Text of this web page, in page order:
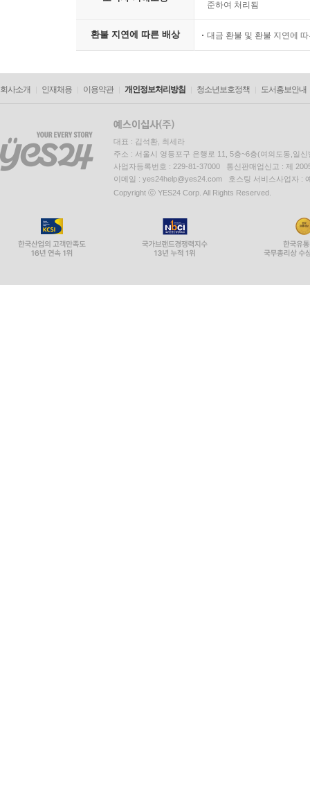
준하여 처리됨
환불 지연에 따른 배상 대금 환불 및 환불 지연에
회사소개 인재채용 이용약관 개인정보처리방침 청소년보호정책 도서홍보안내
대표 : 김석환, 최세라
주소 : 서울시 영등포구 은행로 11, 5층~6층(여의도동,일신
사업자등록번호 : 229-81-37000 통신판매업신고 : 제
이메일 : yes24help@yes24.com 호스팅 서비스사업자 :
Copyright ⓒ YES24 Corp. All Rights Reserved.